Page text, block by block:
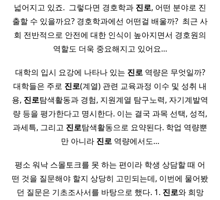
넓어지고 있죠. ​ 그렇다면 경호학과 진로, 어떤 분야로 진
출할 수 있을까요? 경호학과에선 어떤걸 배울까? ​ 최근 사
회 전반적으로 안전에 대한 인식이 높아지면서 경호원의
역할도 더욱 중요해지고 있어요…
대학의 입시 요강에 나타나 있는 진로역량은 무엇일까?
대학들은 주로 진로(계열) 관련 교육과정 이수 및 성취 내
용, 진로탐색활동과 경험, 지원계열 탐구노력, 자기계발역
량 등을 평가한다고 명시한다. 이는 결국 과목 선택, 성적,
과세특, 그리고 진로탐색활동으로 요약된다. 학업 역량뿐
만 아니라 진로역량에서도…
평소 워낙 스몰토크를 못 하는 편이라 학생 상담할 때 어
떤 것을 질문해야 할지 상당히 고민되는데, 이번에 물어봤
던 질문은 기초조사서를 바탕으로 했다. 1. 진로와 희망